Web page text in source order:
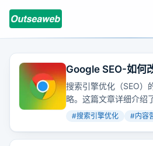
Google SEO-如何
网站的12个技巧
搜索引擎优化（SEO）
略。这篇文章详细介绍
包括重新设计内容、
在谷歌上获得更好的排
#搜索引擎优化 #内容